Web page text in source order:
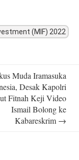
(MIF) 2022
Muda Iramasuka
Desak Kapolri
Fitnah Keji Video
Ismail Bolong ke
Kabareskrim →